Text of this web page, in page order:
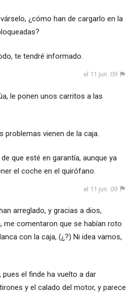
¿cómo han de cargarlo en la
te tendré informado.
el 11 jun. 09
le ponen unos carritos a las
problemas vienen de la caja.
que esté en garantía, aunque ya
el coche en el quirófano.
el 11 jun. 09
arreglado, y gracias a dios,
me comentaron que se habían roto
con la caja, (¿?) Ni idea vamos,
el finde ha vuelto a dar
y el calado del motor, y parece